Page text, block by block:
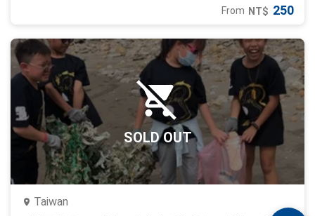
From NT$ 250
SOLD OUT
Taiwan